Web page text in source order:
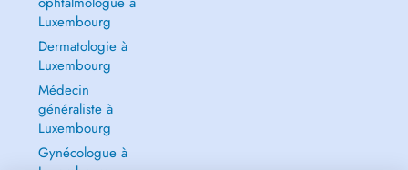
Luxembourg
Dermatologie à
Luxembourg
Médecin
généraliste à
Luxembourg
Gynécologue à